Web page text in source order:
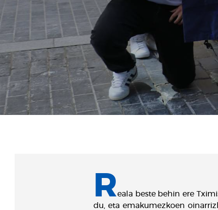
Reala beste behin ere
du, eta emakumezkoen